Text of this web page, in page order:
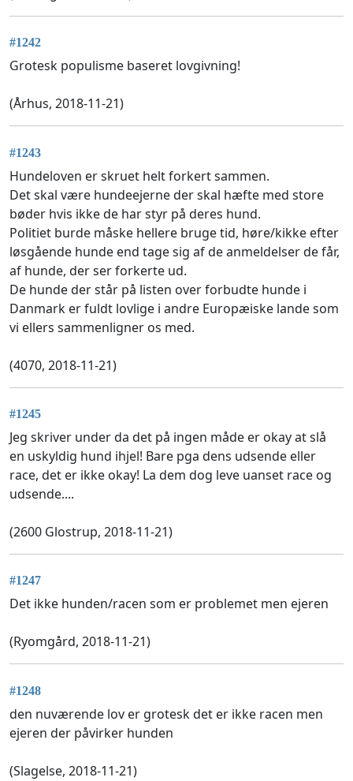
#1242
Grotesk populisme baseret lovgivning!
(Århus, 2018-11-21)
#1243
Hundeloven er skruet helt forkert sammen.
Det skal være hundeejerne der skal hæfte med store
bøder hvis ikke de har styr på deres hund.
Politiet burde måske hellere bruge tid, høre/kikke efter
løsgående hunde end tage sig af de anmeldelser de får,
af hunde, der ser forkerte ud.
De hunde der står på listen over forbudte hunde i
Danmark er fuldt lovlige i andre Europæiske lande som
vi ellers sammenligner os med.
(4070, 2018-11-21)
#1245
Jeg skriver under da det på ingen måde er okay at slå
en uskyldig hund ihjel! Bare pga dens udsende eller
race, det er ikke okay! La dem dog leve uanset race og
udsende....
(2600 Glostrup, 2018-11-21)
#1247
Det ikke hunden/racen som er problemet men ejeren
(Ryomgård, 2018-11-21)
#1248
den nuværende lov er grotesk det er ikke racen men
ejeren der påvirker hunden
(Slagelse, 2018-11-21)